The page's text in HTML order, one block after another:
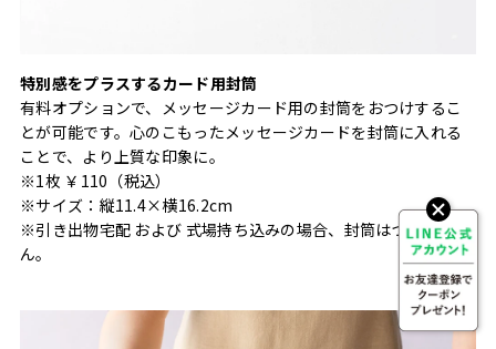
特別感をプラスするカード用封筒
有料オプションで、メッセージカード用の封筒をおつけするこ
とが可能です。心のこもったメッセージカードを封筒に入れる
ことで、より上質な印象に。
※1枚 ￥110（税込）
※サイズ：縦11.4×横16.2cm
※引き出物宅配 および 式場持ち込みの場合、封筒はつきませ
ん。